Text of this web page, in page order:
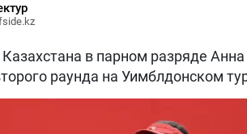
в парном разряде
раунда на Уимблдонском